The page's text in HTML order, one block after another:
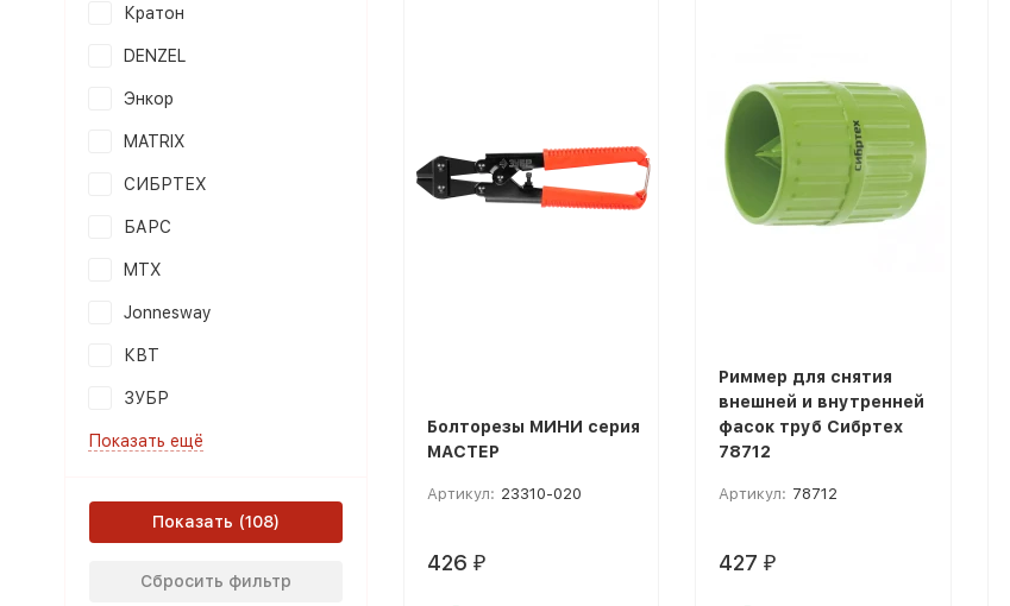
Болторезы МИНИ серия
МАСТЕР
Артикул: 23310-020
426 ₽
Риммер для снятия
внешней и внутренней
фасок труб Сибртех
78712
Артикул: 78712
427 ₽
Кратон
DENZEL
Энкор
MATRIX
СИБРТЕХ
БАРС
MTX
Jonnesway
КВТ
ЗУБР
Показать ещё
Показать
Сбросить фильтр